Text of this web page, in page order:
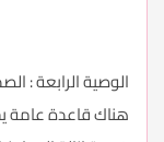
الوصية الرابعة :
هناك قاعدة عامة